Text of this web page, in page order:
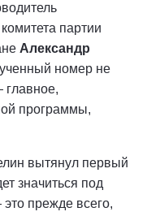
партии
Александр
номер не
главное,
программы,
вытянул первый
значиться под
прежде всего,